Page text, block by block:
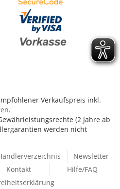
Verkaufspreis inkl.
.
(2 Jahre ab
werden nicht
Newsletter
Kontakt
Hilfe/FAQ